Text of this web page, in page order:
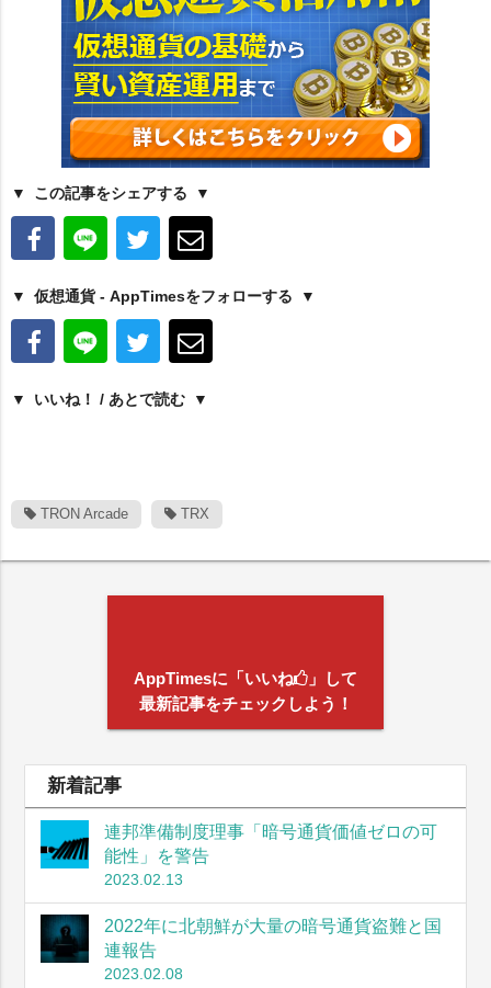
この記事をシェアする
仮想通貨 - AppTimesをフォローする
いいね！ / あとで読む
TRON Arcade TRX
AppTimesに「いいね
」して
最新記事をチェックしよう！
新着記事
連邦準備制度理事「暗号通貨価値ゼロの可
能性」を警告
2023.02.13
2022年に北朝鮮が大量の暗号通貨盗難と国
連報告
2023.02.08